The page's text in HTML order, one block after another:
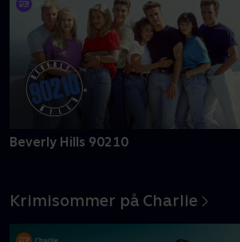
Beverly Hills 90210
Krimisommer på Charlie